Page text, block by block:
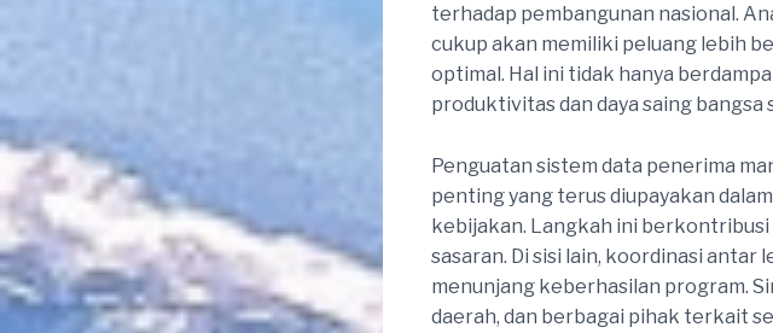
terhadap pembangunan nasional.
cukup akan memiliki peluang lebih
optimal. Hal ini tidak hanya
produktivitas dan daya saing bangsa
Penguatan sistem data penerima
penting yang terus diupayakan
kebijakan. Langkah ini
sasaran. Di sisi lain, koordinasi
menunjang keberhasilan program.
daerah, dan berbagai pihak terkait